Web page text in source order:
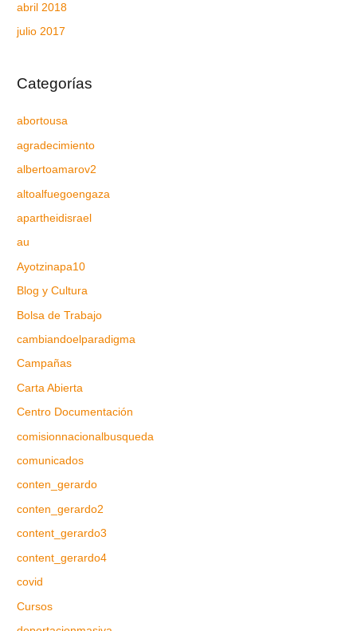
abril 2018
julio 2017
Categorías
abortousa
agradecimiento
albertoamarov2
altoalfuegoengaza
apartheidisrael
au
Ayotzinapa10
Blog y Cultura
Bolsa de Trabajo
cambiandoelparadigma
Campañas
Carta Abierta
Centro Documentación
comisionnacionalbusqueda
comunicados
conten_gerardo
conten_gerardo2
content_gerardo3
content_gerardo4
covid
Cursos